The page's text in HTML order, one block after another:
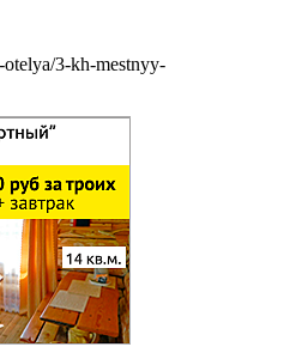
3-kh-mestnyy-